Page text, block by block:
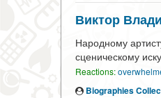
Виктор
Народному
сценическому
Reactions:
Biographies